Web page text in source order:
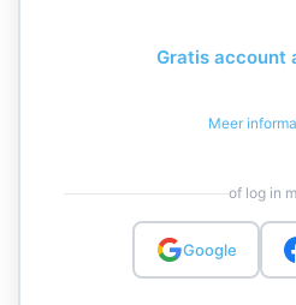
Gratis account
Meer
of log in
Google